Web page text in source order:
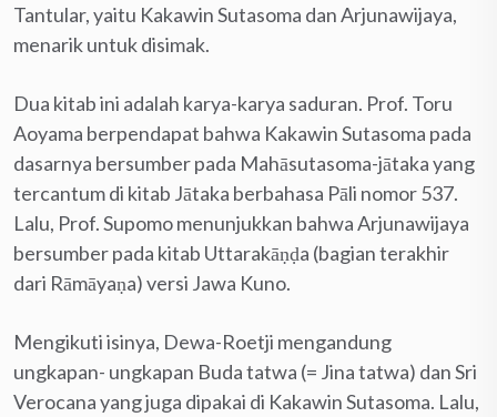
Tantular, yaitu Kakawin Sutasoma dan Arjunawijaya,
menarik untuk disimak.
Dua kitab ini adalah karya-karya saduran. Prof. Toru
Aoyama berpendapat bahwa Kakawin Sutasoma pada
dasarnya bersumber pada Mahāsutasoma-jātaka yang
tercantum di kitab Jātaka berbahasa Pāli nomor 537.
Lalu, Prof. Supomo menunjukkan bahwa Arjunawijaya
bersumber pada kitab Uttarakāṇḍa (bagian terakhir
dari Rāmāyaṇa) versi Jawa Kuno.
Mengikuti isinya, Dewa-Roetji mengandung
ungkapan- ungkapan Buda tatwa (= Jina tatwa) dan Sri
Verocana yang juga dipakai di Kakawin Sutasoma. Lalu,